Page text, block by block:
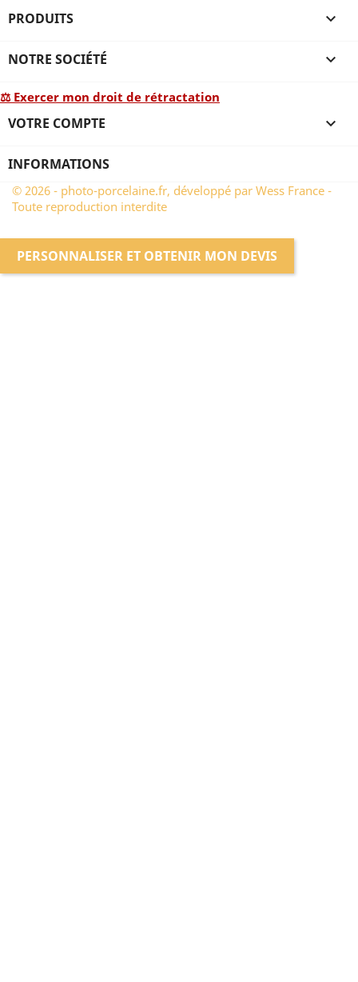
PRODUITS 
NOTRE SOCIÉTÉ 
⚖ Exercer mon droit de rétractation
VOTRE COMPTE 
INFORMATIONS
© 2026 - photo-porcelaine.fr, développé par Wess France -
Toute reproduction interdite
PERSONNALISER ET OBTENIR MON DEVIS